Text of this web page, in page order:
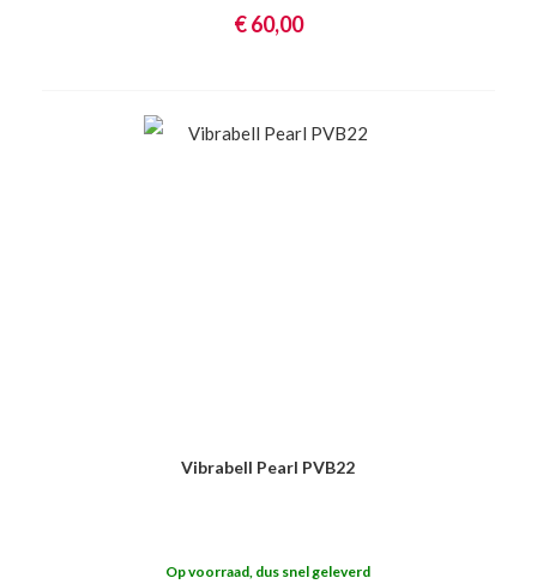
€ 60,00
Vibrabell Pearl PVB22
Op voorraad, dus snel geleverd